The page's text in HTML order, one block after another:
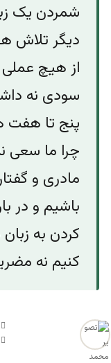
شمردن یک
دیگر تلاش
از هیچ
سودی نه
پنج تا هفت
چرا ما سعی
مادری و
باشیم و در
کردن به
کنیم نه